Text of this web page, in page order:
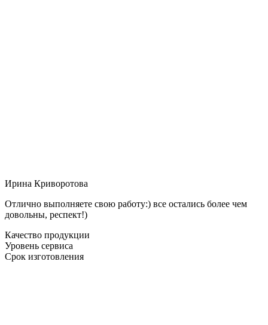
Ирина Криворотова
Отлично выполняете свою работу:) все остались более чем
довольны, респект!)
Качество продукции
Уровень сервиса
Срок изготовления